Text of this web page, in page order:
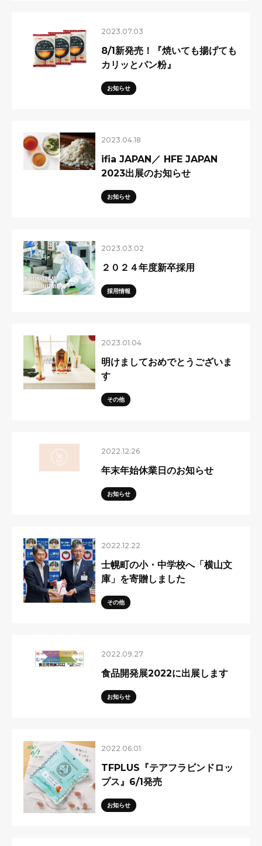
2023.07.03
8/1新発売！『焼いても揚げても
カリッとパン粉』
お知らせ
2023.04.18
ifia JAPAN／ HFE JAPAN
2023出展のお知らせ
お知らせ
2023.03.02
２０２４年度新卒採用
採用情報
2023.01.04
明けましておめでとうございま
す
その他
2022.12.26
年末年始休業日のお知らせ
お知らせ
2022.12.22
士幌町の小・中学校へ「横山文
庫」を寄贈しました
その他
2022.09.27
食品開発展2022に出展します
お知らせ
2022.06.01
TFPLUS『テアフラビンドロッ
プス』6/1発売
お知らせ